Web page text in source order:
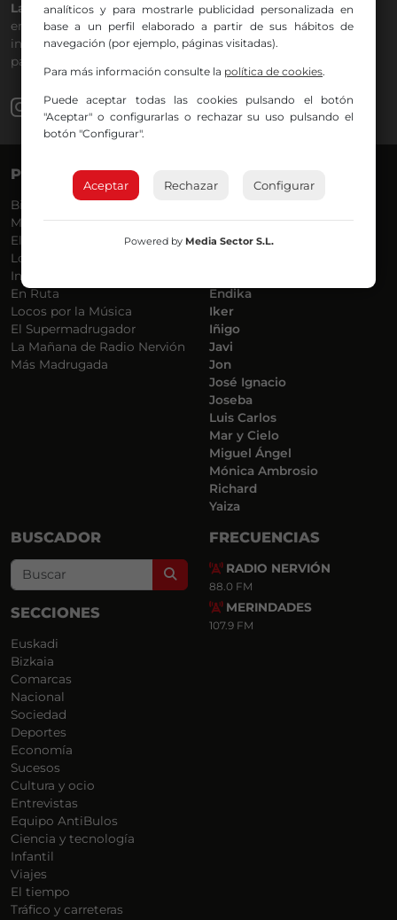
La Gran Familia desde hace40 añosen la88.0de tu dial. La
emisora de Bilbao para todos los públicos, con Más Música,
información a menos cinco, deportes, tráfico y la
participación de los oyentes.
PROGRAMAS
Bilbosport
Más Música
El Madrugador
Lo Más Nuevo
Informativos
En Ruta
Locos por la Música
El Supermadrugador
La Mañana de Radio Nervión
Más Madrugada
Belén Ollero
Dani
Endika
Iker
Iñigo
Javi
Jon
José Ignacio
Joseba
Luis Carlos
Mar y Cielo
Miguel Ángel
Mónica Ambrosio
Richard
Yaiza
BUSCADOR
Search
SECCIONES
Euskadi
Bizkaia
Comarcas
Nacional
Sociedad
Deportes
Economía
Sucesos
Cultura y ocio
Entrevistas
Equipo AntiBulos
Ciencia y tecnología
Infantil
Viajes
El tiempo
Tráfico y carreteras
FRECUENCIAS
RADIO NERVIÓN
88.0 FM
MERINDADES
107.9 FM
analíticos y para mostrarle publicidad personalizada en
base a un perfil elaborado a partir de sus hábitos de
navegación (por ejemplo, páginas visitadas).
Para más información consulte la política de cookies.
Puede aceptar todas las cookies pulsando el botón
"Aceptar" o configurarlas o rechazar su uso pulsando el
botón "Configurar".
Aceptar Rechazar Configurar
Powered by Media Sector S.L.